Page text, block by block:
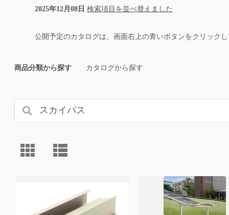
2025年12月08日 検索項目を並べ替えました
公開予定のカタログは、画面右上の青いボタンをクリック
商品分類から探す カタログから探す